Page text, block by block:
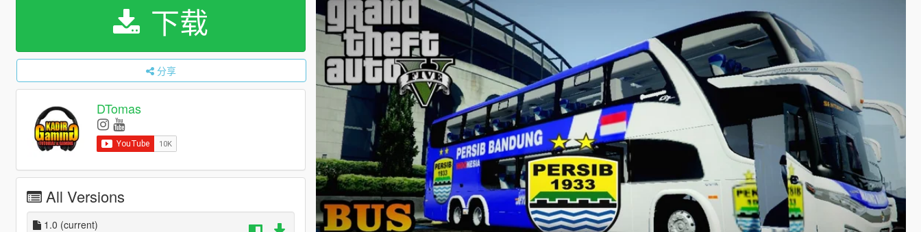
下载
分享
DTomas
All Versions
1.0 (current)